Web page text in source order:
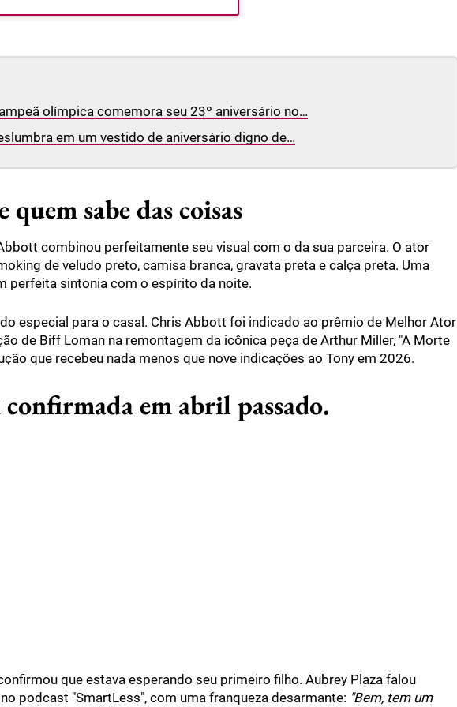
olímpica comemora seu 23º aniversário no…
em um vestido de aniversário digno de…
sabe das coisas
combinou perfeitamente seu visual com o da sua parceira. O ator
de veludo preto, camisa branca, gravata preta e calça preta. Uma
perfeita sintonia com o espírito da noite.
especial para o casal. Chris Abbott foi indicado ao prêmio de Melhor Ator
de Biff Loman na remontagem da icônica peça de Arthur Miller, "A Morte
que recebeu nada menos que nove indicações ao Tony em 2026.
em abril passado.
que estava esperando seu primeiro filho. Aubrey Plaza falou
podcast "SmartLess", com uma franqueza desarmante: "Bem, tem um